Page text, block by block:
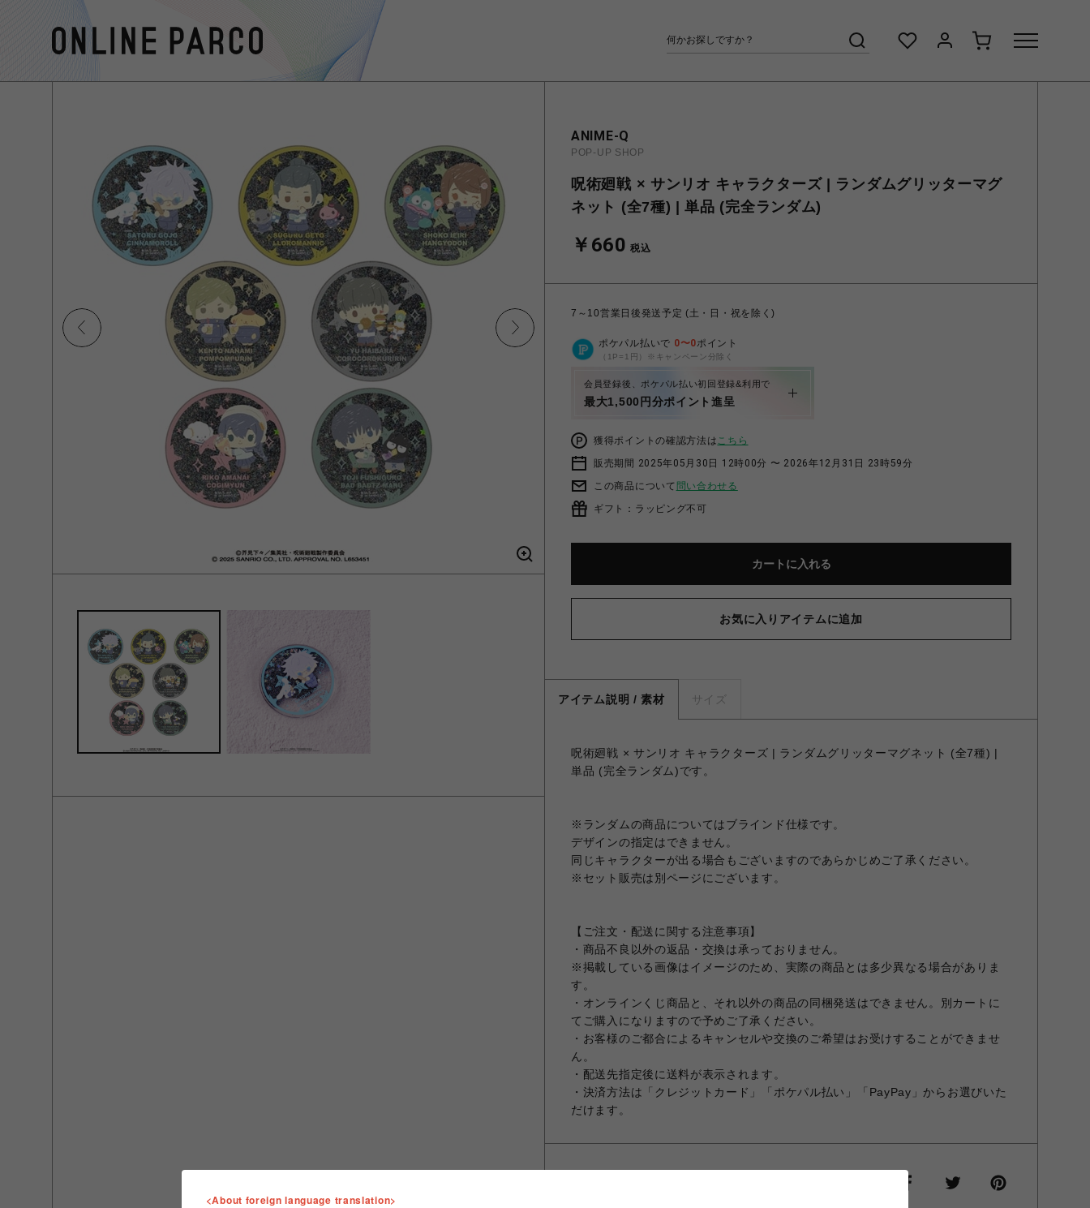
ANIME-Q
POP-UP SHOP
呪術廻戦 × サンリオ キャラクターズ | ランダムグリッターマグ
ネット (全7種) | 単品 (完全ランダム)
￥660 税込
7～10営業日後発送予定 (土・日・祝を除く)
ポケパル払いで 0〜0ポイント
（1P=1円）※キャンペーン分除く
会員登録後、ポケパル払い初回登録&利用で
最大1,500円分ポイント進呈
獲得ポイントの確認方法はこちら
販売期間 2025年05月30日 12時00分 〜 2026年12月31日 23時59分
この商品について 問い合わせる
ギフト：ラッピング不可
カートに入れる
お気に入りアイテムに追加
アイテム説明 / 素材 サイズ
呪術廻戦 × サンリオ キャラクターズ | ランダムグリッターマグネット (全7種) |
単品 (完全ランダム)です。
※ランダムの商品についてはブラインド仕様です。
デザインの指定はできません。
同じキャラクターが出る場合もございますのであらかじめご了承ください。
※セット販売は別ページにございます。
【ご注文・配送に関する注意事項】
・商品不良以外の返品・交換は承っておりません。
※掲載している画像はイメージのため、実際の商品とは多少異なる場合がありま
す。
・オンラインくじ商品と、それ以外の商品の同梱発送はできません。別カートに
てご購入になりますので予めご了承ください。
・お客様のご都合によるキャンセルや交換のご希望はお受けすることができませ
ん。
・配送先指定後に送料が表示されます。
・決済方法は「クレジットカード」「ポケパル払い」「PayPay」からお選びいた
だけます。
<About foreign language translation>